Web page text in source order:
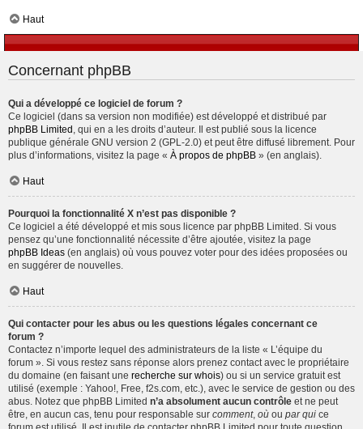
Haut
Concernant phpBB
Qui a développé ce logiciel de forum ?
Ce logiciel (dans sa version non modifiée) est développé et distribué par
phpBB Limited , qui en a les droits d’auteur. Il est publié sous la licence
publique générale GNU version 2 (GPL-2.0) et peut être diffusé librement. Pour
plus d’informations, visitez la page « À propos de phpBB » (en anglais).
Haut
Pourquoi la fonctionnalité X n’est pas disponible ?
Ce logiciel a été développé et mis sous licence par phpBB Limited. Si vous
pensez qu’une fonctionnalité nécessite d’être ajoutée, visitez la page
phpBB Ideas (en anglais) où vous pouvez voter pour des idées proposées ou
en suggérer de nouvelles.
Haut
Qui contacter pour les abus ou les questions légales concernant ce
forum ?
Contactez n’importe lequel des administrateurs de la liste « L’équipe du
forum ». Si vous restez sans réponse alors prenez contact avec le propriétaire
du domaine (en faisant une recherche sur whois) ou si un service gratuit est
utilisé (exemple : Yahoo!, Free, f2s.com, etc.), avec le service de gestion ou des
abus. Notez que phpBB Limited n’a absolument aucun contrôle et ne peut
être, en aucun cas, tenu pour responsable sur comment, où ou par qui ce